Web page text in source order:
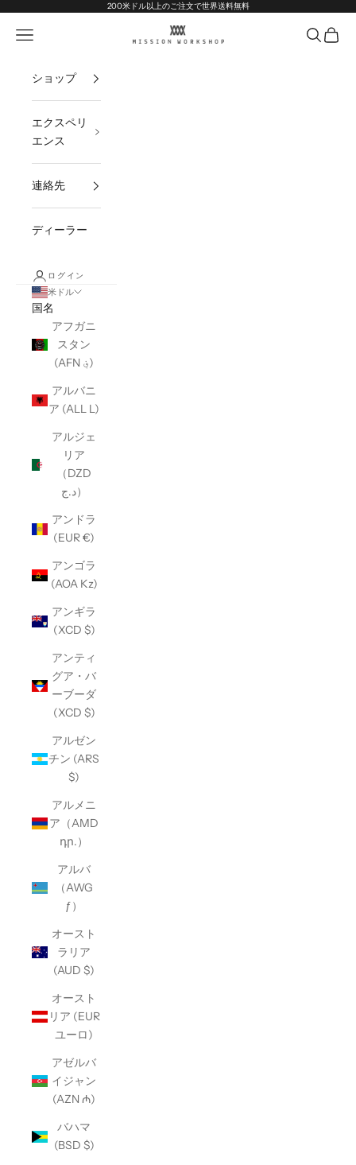
コンテンツへスキップ
Go to Accessibility Statement200米ドル以上のご注文で世界送料無料
MISSION WORKSHOP
ナビゲーションメニューを開く オープン
オー
ショップ
エクスペリ
エンス
連絡先
ディーラー
ログイン
米ドル
国名
アフガニ
スタン
(AFN ؋)
アルバニ
ア (ALL L)
アルジェ
リア
（DZD
د.ج）
アンドラ
(EUR €)
アンゴラ
(AOA Kz)
アンギラ
(XCD $)
アンティ
グア・バ
ーブーダ
(XCD $)
アルゼン
チン (ARS
$)
アルメニ
ア（AMD
դր.）
アルバ
（AWG
ƒ）
オースト
ラリア
(AUD $)
オースト
リア (EUR
ユーロ)
アゼルバ
イジャン
(AZN ₼)
バハマ
(BSD $)